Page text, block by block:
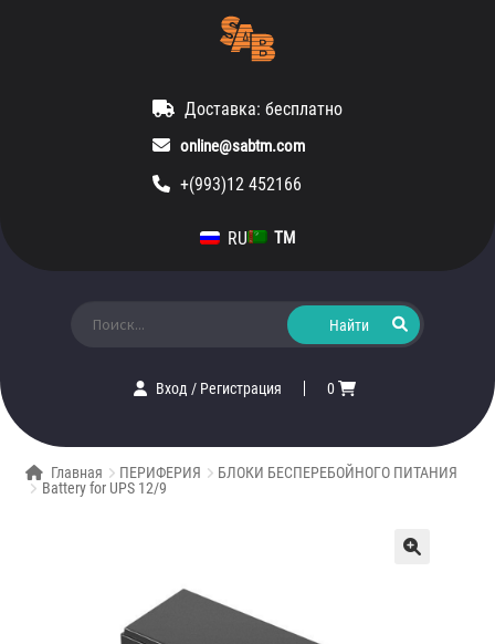
Доставка: бесплатно
online@sabtm.com
+(993)12 452166
RU TM
Вход/ Регистрация 0
Главная ПЕРИФЕРИЯ
БЛОКИ БЕСПЕРЕБОЙНОГО ПИТАНИЯ
Battery for UPS 12/9